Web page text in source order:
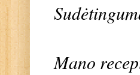
Mano